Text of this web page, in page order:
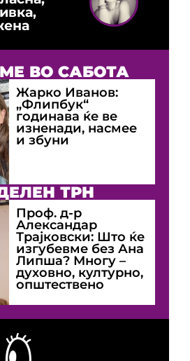
ВО САБОТА
Жарко Иванов:
„Флипбук“
годинава ќе ве
изненади, насмее
и збуни
ТРН
Проф. д-р
Александар
Трајковски: Што ќе
изгубевме без Ана
Липша? Многу –
духовно, културно,
општествено